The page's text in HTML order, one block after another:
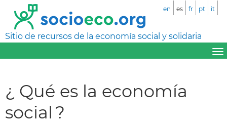
Sitio de recursos de la economía social y solidaria
en es fr pt it
¿ Qué es la economía
social ?